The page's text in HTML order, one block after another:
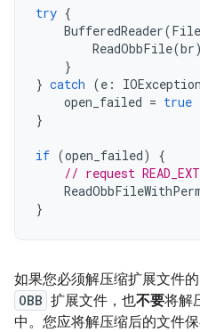
try {
BufferedReader(
ReadObbFile(br)
}
} catch (e : IOException
open_failed = true
}
if (open_failed)
{
// request
}
如果您必须解压缩扩展文件
OBB 扩展文件，也不要将解
中。您应将解压缩后的文件